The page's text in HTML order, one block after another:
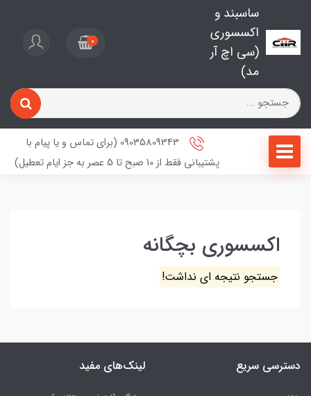
ساسبند و
اکسسوری
(سی اچ آر
مد)
0
09035809343 (برای تماس و یا پیام با
پشتیبانی فقط از 10 صبح تا 5 عصر به جز ایام تعطیل)
اکسسوری بچگانه
جستجو نتیجه ای نداشت!
دسترسی سریع لینک‌های مفید